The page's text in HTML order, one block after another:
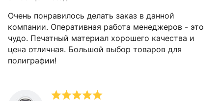
Очень понравилось делать заказ в данной
компании. Оперативная работа менеджеров - это
чудо. Печатный материал хорошего качества и
цена отличная. Большой выбор товаров для
полиграфии!